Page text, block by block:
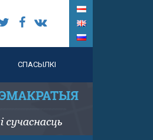
СПАСЫЛКІ